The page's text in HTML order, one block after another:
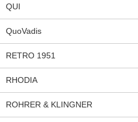
QUI
QuoVadis
RETRO 1951
RHODIA
ROHRER & KLINGNER